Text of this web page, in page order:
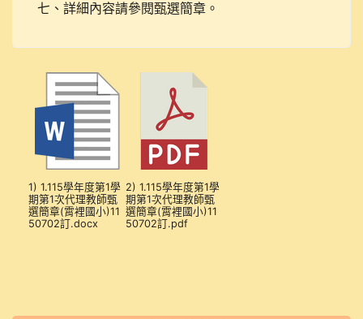
七、詳細內容請參閱甄選簡章。
1) 1.115學年度第1學
期第1次代理教師甄
選簡章(霄裡國小)11
50702訂.docx
2) 1.115學年度第1學
期第1次代理教師甄
選簡章(霄裡國小)11
50702訂.pdf